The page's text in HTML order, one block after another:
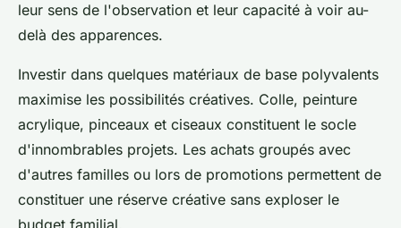
leur sens de l'observation et leur capacité à voir au-
delà des apparences.
Investir dans quelques matériaux de base polyvalents
maximise les possibilités créatives. Colle, peinture
acrylique, pinceaux et ciseaux constituent le socle
d'innombrables projets. Les achats groupés avec
d'autres familles ou lors de promotions permettent de
constituer une réserve créative sans exploser le